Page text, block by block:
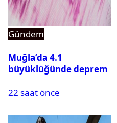
Gündem
Muğla’da 4.1
büyüklüğünde deprem
22 saat önce